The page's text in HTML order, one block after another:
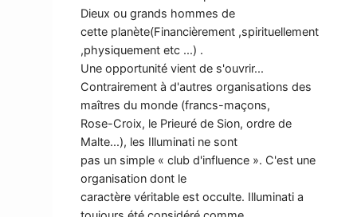
Dieux ou grands hommes de
cette planète(Financièrement ,spirituellement
,physiquement etc ...) .
Une opportunité vient de s'ouvrir...
Contrairement à d'autres organisations des
maîtres du monde (francs-maçons,
Rose-Croix, le Prieuré de Sion, ordre de
Malte...), les Illuminati ne sont
pas un simple « club d'influence ». C'est une
organisation dont le
caractère véritable est occulte. Illuminati a